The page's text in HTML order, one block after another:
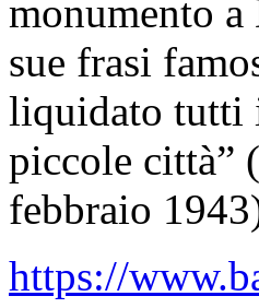
monumento
sue frasi
liquidato tutti
piccole città”
febbraio
https://